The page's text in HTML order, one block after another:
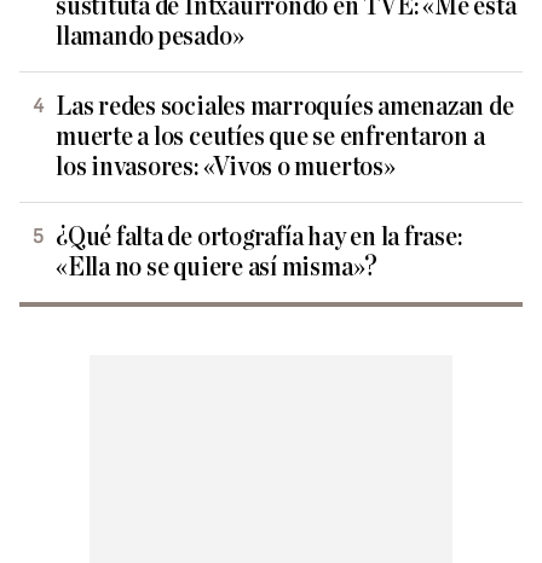
sustituta de Intxaurrondo en TVE: «Me está
llamando pesado»
Las redes sociales marroquíes amenazan de
muerte a los ceutíes que se enfrentaron a
los invasores: «Vivos o muertos»
¿Qué falta de ortografía hay en la frase:
«Ella no se quiere así misma»?